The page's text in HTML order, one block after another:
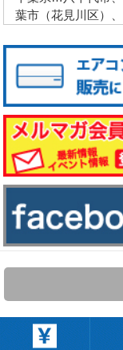
葉市（花見川区）